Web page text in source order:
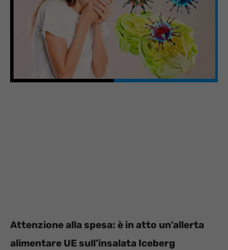
Attenzione alla spesa: è in atto un’allerta
alimentare UE sull’insalata Iceberg